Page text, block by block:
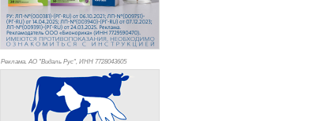
Реклама. АО "Видаль Рус", ИНН 7728043605